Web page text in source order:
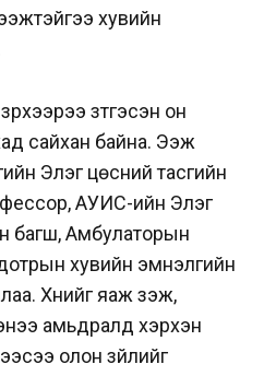
хувийн
зүтгэсэн он
сайхан байна. Ээж
Элэг цөсний тасгийн
АУИС-ийн Элэг
багш, Амбулаторын
хувийн эмнэлгийн
Хүнийг яаж үзэж,
амьдралд хэрхэн
олон зүйлийг